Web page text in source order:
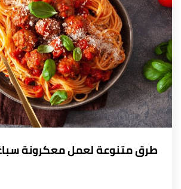
طرق متنوعة لعمل معكرونة